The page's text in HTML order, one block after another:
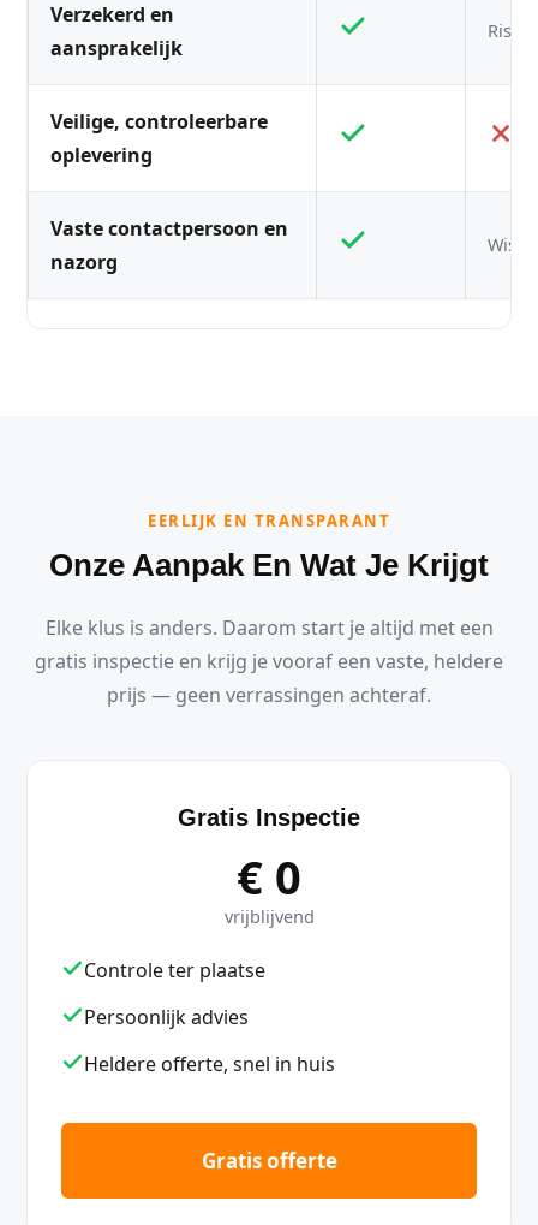
Verzekerd en
aansprakelijk
Veilige, controleerbare
oplevering
Vaste contactpersoon en
nazorg
EERLIJK EN TRANSPARANT
Onze Aanpak En Wat Je Krijgt
Elke klus is anders. Daarom start je altijd met een
gratis inspectie en krijg je vooraf een vaste, heldere
prijs — geen verrassingen achteraf.
Gratis Inspectie
€ 0
vrijblijvend
Controle ter plaatse
Persoonlijk advies
Heldere offerte, snel in huis
Gratis offerte